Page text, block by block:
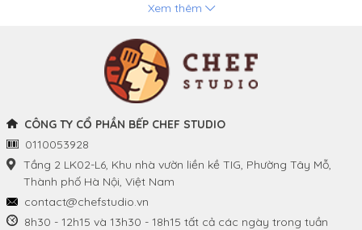
Khay và Bếp nướng
Tuyển dụng
THÔNG TIN
Chính sách và quy định
chung
THEO DÕI CHÚNG TÔI
Xem thêm
CÔNG TY CỔ PHẦN BẾP CHEF STUDIO
0110053928
Tầng 2 LK02-L6, Khu nhà vườn liền kề TIG, Phường Tây Mỗ,
Thành phố Hà Nội, Việt Nam
contact@chefstudio.vn
8h30 - 12h15 và 13h30 - 18h15 tất cả các ngày trong tuần